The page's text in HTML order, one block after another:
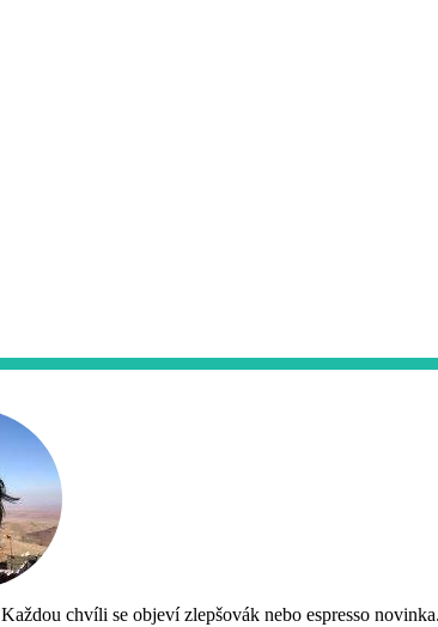
chvíli se objeví zlepšovák nebo espresso